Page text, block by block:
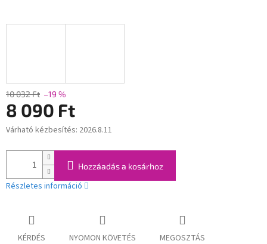
10 032 Ft –19 %
8 090 Ft
Egységár:
Várható kézbesítés: 2026.8.11
Hozzáadás a kosárhoz
Részletes információ
KÉRDÉS NYOMON KÖVETÉS MEGOSZTÁS